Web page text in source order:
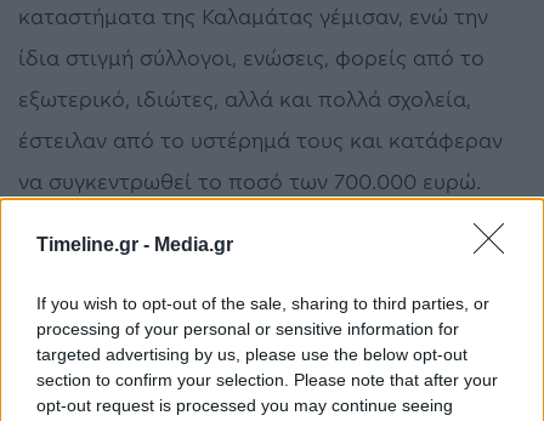
Timeline.gr - Media.gr
If you wish to opt-out of the sale, sharing to third parties, or
processing of your personal or sensitive information for
targeted advertising by us, please use the below opt-out
section to confirm your selection. Please note that after your
opt-out request is processed you may continue seeing
καταστήματα της Καλαμάτας γέμισαν, ενώ την
ίδια στιγμή σύλλογοι, ενώσεις, φορείς από το
εξωτερικό, ιδιώτες, αλλά και πολλά σχολεία,
έστειλαν από το υστέρημά τους και κατάφεραν
να συγκεντρωθεί το ποσό των 700.000 ευρώ.
Το νέο είχε ανακοινωθεί από τους γονείς της
νοσοκομείο, ευχαριστώντας όλο τον κόσμο που
στήριξε τον αγώνα της 7χρονης κόρης τους.